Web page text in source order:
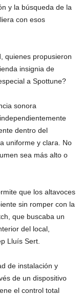
y la búsqueda de la
con esos
quienes propusieron
insignia de
a Spottune?
sonora
dentro del
uniforme y clara. No
sea más alto o
que los altavoces
sin romper con la
que buscaba un
del local,
Lluís Sert.
de instalación y
de un dispositivo
el control total